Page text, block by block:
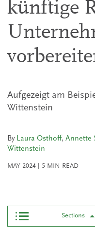
künftige
Aufgezeigt am
Wittenstein
By Laura Osthoff, Annette
Wittenstein
MAY 2024 5 MIN READ
Sections